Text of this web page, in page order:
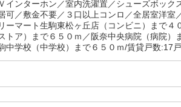
インターホン／室内洗濯置／シューズボック
可／敷金不要／３口以上コンロ／全居室洋室
マート生駒東松ヶ丘店（コンビニ）まで４
トア）まで６５０ｍ／阪奈中央病院（病院
中学校（中学校）まで６５０ｍ/賃貸戸数:17戸